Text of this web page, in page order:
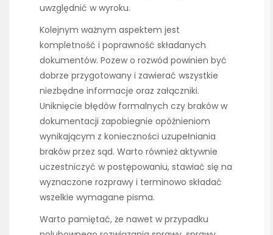
uwzględnić w wyroku.
Kolejnym ważnym aspektem jest
kompletność i poprawność składanych
dokumentów. Pozew o rozwód powinien być
dobrze przygotowany i zawierać wszystkie
niezbędne informacje oraz załączniki.
Uniknięcie błędów formalnych czy braków w
dokumentacji zapobiegnie opóźnieniom
wynikającym z konieczności uzupełniania
braków przez sąd. Warto również aktywnie
uczestniczyć w postępowaniu, stawiać się na
wyznaczone rozprawy i terminowo składać
wszelkie wymagane pisma.
Warto pamiętać, że nawet w przypadku